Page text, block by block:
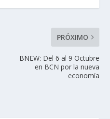
PRÓXIMO
BNEW: Del 6 al 9 Octubre
en BCN por la nueva
economía